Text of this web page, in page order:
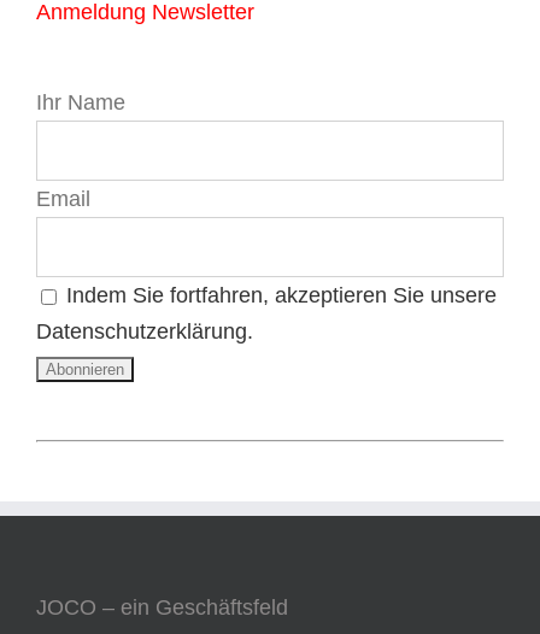
Anmeldung Newsletter
Ihr Name
Email
Indem Sie fortfahren, akzeptieren Sie unsere
Datenschutzerklärung.
JOCO – ein Geschäftsfeld